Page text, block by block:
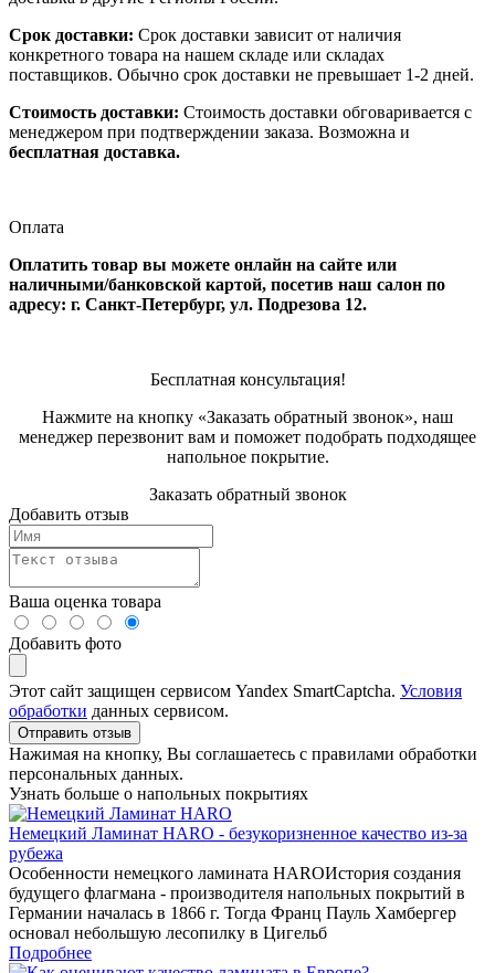
Срок доставки: Срок доставки зависит от наличия
конкретного товара на нашем складе или складах
поставщиков. Обычно срок доставки не превышает 1-2 дней.
Стоимость доставки: Стоимость доставки обговаривается с
менеджером при подтверждении заказа. Возможна и
бесплатная доставка.
Оплата
Оплатить товар вы можете онлайн на сайте или
наличными/банковской картой, посетив наш салон по
адресу: г. Санкт-Петербург, ул. Подрезова 12.
Бесплатная консультация!
Нажмите на кнопку «Заказать обратный звонок», наш
менеджер перезвонит вам и поможет подобрать подходящее
напольное покрытие.
Заказать обратный звонок
Добавить отзыв
Ваша оценка товара
Добавить фото
Этот сайт защищен сервисом Yandex SmartCaptcha. Условия
обработки данных сервисом.
Отправить отзыв
Нажимая на кнопку, Вы соглашаетесь с правилами обработки
персональных данных.
Узнать больше о напольных покрытиях
Немецкий Ламинат HARO - безукоризненное качество из-за
рубежа
Особенности немецкого ламината HAROИстория создания
будущего флагмана - производителя напольных покрытий в
Германии началась в 1866 г. Тогда Франц Пауль Хамбергер
основал небольшую лесопилку в Цигельб
Подробнее